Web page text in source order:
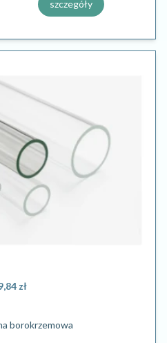
szczegóły
zł
borokrzemowa